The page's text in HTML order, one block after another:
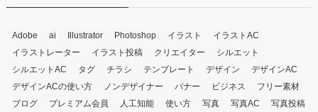
Adobe ai Illustrator Photoshop イラスト
イラストAC
イラストレーター
イラスト投稿 クリエイター
シルエット
シルエットAC
タグ チラシ テンプレート デザイン
デザインAC
デザインACの使い方
ノンデザイナー バナー ビジネス
フリー素材
ブログ
プレミアム会員 人工知能 使い方 写真 写真AC
写真投稿